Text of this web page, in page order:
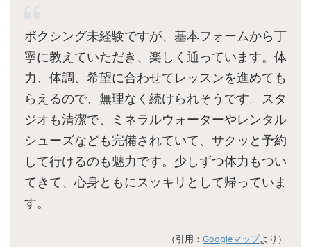
ボクシング未経験ですが、基本フォームから丁
寧に教えていただき、楽しく通っています。体
力、体調、希望に合わせてレッスンを進めても
らえるので、無理なく続けられそうです。スタ
ジオも清潔で、ミネラルウォーターやレンタル
シューズなども完備されていて、サクッと予約
して行けるのも魅力です。少しずつ体力もつい
てきて、心身ともにスッキリとして帰っていま
す。
（引用： Googleマップより）